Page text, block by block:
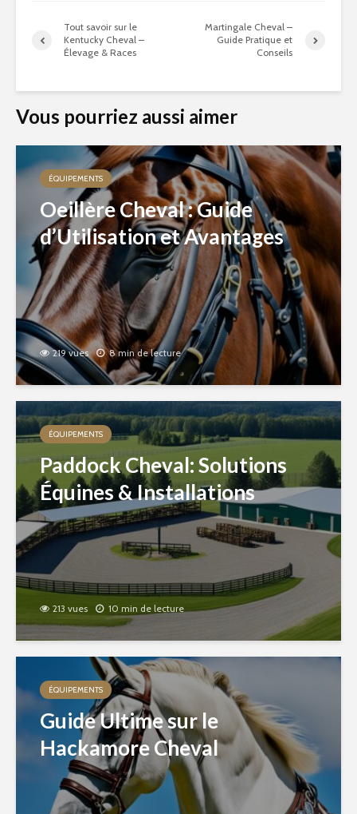
Tout savoir sur le
Kentucky Cheval –
Élevage & Races
Martingale Cheval –
Guide Pratique et
Conseils
Vous pourriez aussi aimer
ÉQUIPEMENTS
Oeillère Cheval : Guide
d’Utilisation et Avantages
219 vues 8 min de lecture
ÉQUIPEMENTS
Paddock Cheval: Solutions
Équines & Installations
213 vues 10 min de lecture
ÉQUIPEMENTS
Guide Ultime sur le
Hackamore Cheval